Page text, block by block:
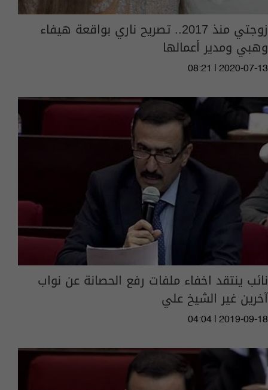
زوجتي منذ 2017.. تصريح ناري بواقعة هيفاء
وهبي ومدير أعمالها
08:21 | 2020-07-13
نائب ينتقد اخفاء ملفات رفع الحصانة عن نواب
آخرين غير الشيخ علي
04:04 | 2019-09-18